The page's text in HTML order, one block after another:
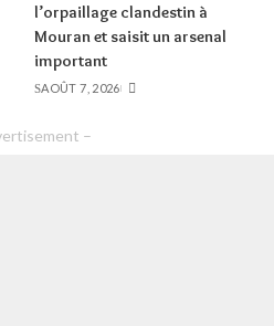
l’orpaillage clandestin à
Mouran et saisit un arsenal
important
AOÛT 7, 2026
–